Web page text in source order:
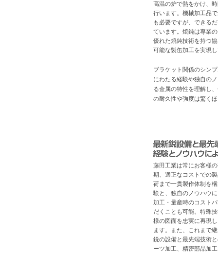
高温の炉で熱をかけ、
行います。機械加工品
も必要ですが、できる
ています。焼鈍は専業
優れた焼鈍技術を持つ
可能な製缶加工を実現
ブラケット関係のシン
にわたる経験や独自の
る金属の特性を理解し
の耐久性や強度は驚く
藤田工業は常にお客様
期、適正なコストでの
荷まで一貫製作体制を
験と、独自のノウハウ
加工・量産時のコスト
だくことも可能。特殊
様の図面を忠実に再現
ます。また、これまで
鋭の設備と最先端技術
ーツ加工、精密部品加